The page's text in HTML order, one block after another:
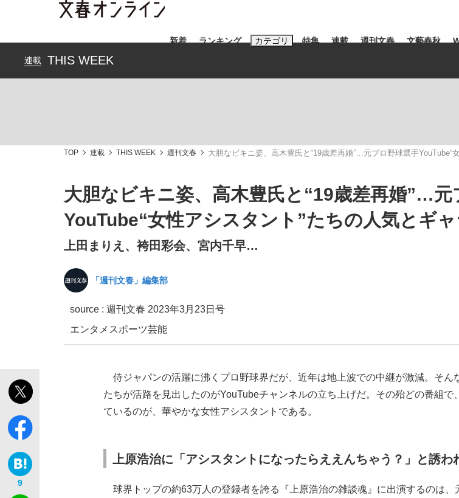
新着 ランキング カテゴリ
「善か悪かはどちらでもいい」リアル『九条の大罪』弁護士が明かすトク... 「キオ
特集
終戦から81年
私のあのとき、私のいま
連載 週刊文春 文藝春秋
#藤田晋 #三山凌輝 #高市早苗 #後藤真希 #森岡毅
連載 THIS WEEK
TOP 連載 THIS WEEK 週刊文春 大胆なビキニ姿、高木豊氏と“19歳差再婚”…元プロ野球選手YouTube“
大胆なビキニ姿、高木豊氏と“19歳差再婚”…元
YouTube“女性アシスタント”たちの人気とギャ
上田まりえ、袴田彩会、宮内千早…
「週刊文春」編集部
source : 週刊文春 2023年3月23日号
エンタメ スポーツ芸能
9
侍ジャパンの活躍に沸くプロ野球界だが、近年は地上波での中継が激減。そん
たちが活路を見出したのがYouTubeチャンネルの立ち上げだ。その殆どの番組で
ているのが、華やかな女性アシスタントである。
上原浩治に「アシスタントになったらええんちゃう？」と誘
球界トップの約63万人の登録者を誇る『上原浩治の雑談魂』に出演するのは、